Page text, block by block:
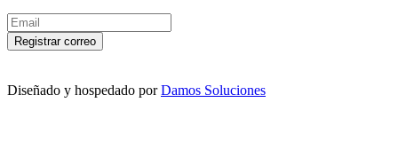
Registrar correo
Diseñado y hospedado porDamos Soluciones